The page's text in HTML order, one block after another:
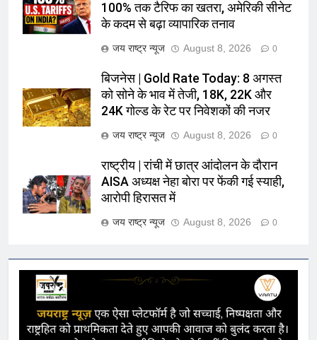
100% तक टैरिफ का खतरा, अमेरिकी सीनेट
के कदम से बढ़ा व्यापारिक तनाव
जय राष्ट्र न्यूज August 8, 2026 0
बिजनेस | Gold Rate Today: 8 अगस्त
को सोने के भाव में तेजी, 18K, 22K और
24K गोल्ड के रेट पर निवेशकों की नजर
जय राष्ट्र न्यूज August 8, 2026 0
राष्ट्रीय | रांची में छात्र आंदोलन के दौरान
AISA अध्यक्ष नेहा बोरा पर फेंकी गई स्याही,
आरोपी हिरासत में
जय राष्ट्र न्यूज August 8, 2026 0